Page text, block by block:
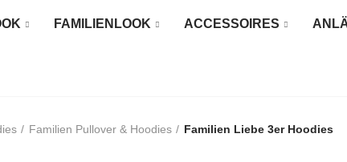
FAMILIENLOOK ACCESSOIRES
Familien Pullover & Hoodies Familien Liebe 3er Hoodies